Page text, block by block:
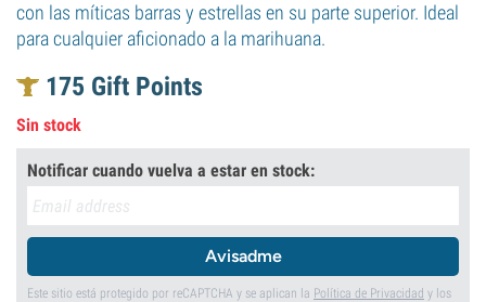
con las míticas barras y estrellas en su parte superior. Ideal
para cualquier aficionado a la marihuana.
175 Gift Points
Sin stock
Notificar cuando vuelva a estar en stock:
Avisadme
Este sitio está protegido por reCAPTCHA y se aplican la Política de Privacidad y los